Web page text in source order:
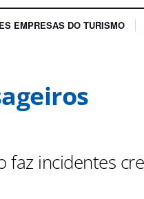
EMPRESAS DO TURISMO
incidentes